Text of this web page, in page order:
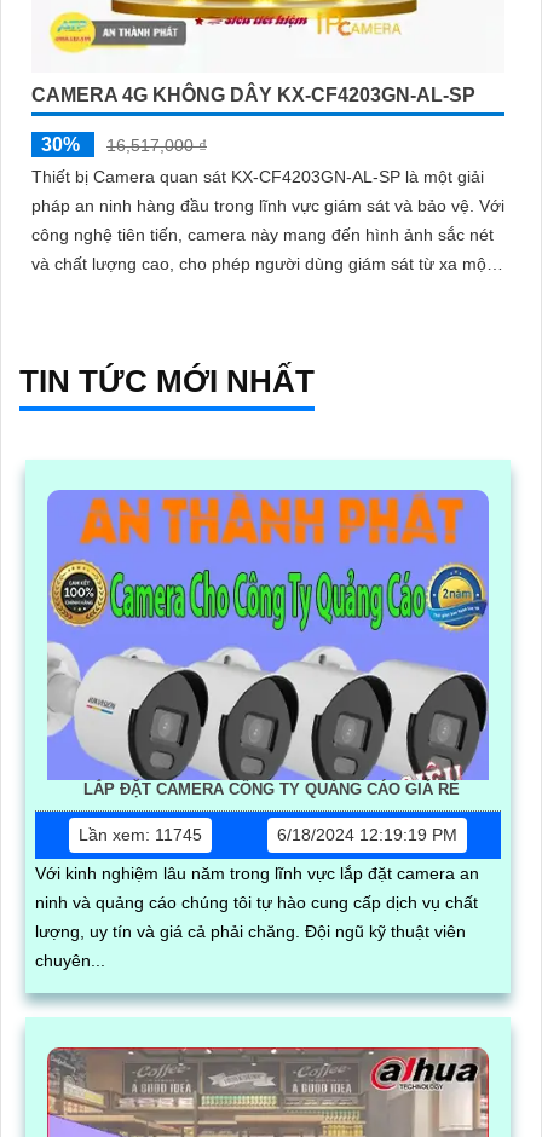
CAMERA 4G KHÔNG DÂY KX-CF4203GN-AL-SP
30%
16,517,000 ₫
Thiết bị Camera quan sát KX-CF4203GN-AL-SP là một giải
pháp an ninh hàng đầu trong lĩnh vực giám sát và bảo vệ. Với
công nghệ tiên tiến, camera này mang đến hình ảnh sắc nét
và chất lượng cao, cho phép người dùng giám sát từ xa một
TIN TỨC MỚI NHẤT
LẮP ĐẶT CAMERA CÔNG TY QUẢNG CÁO GIÁ RẺ
Lần xem: 11745
6/18/2024 12:19:19 PM
Với kinh nghiệm lâu năm trong lĩnh vực lắp đặt camera an
ninh và quảng cáo chúng tôi tự hào cung cấp dịch vụ chất
lượng, uy tín và giá cả phải chăng. Đội ngũ kỹ thuật viên
chuyên...